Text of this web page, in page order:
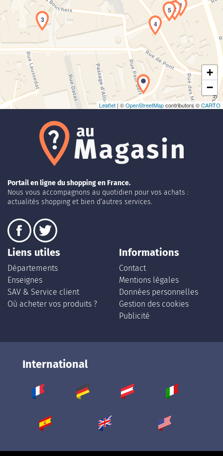
Chargement de la carte en cours...
1
2
3
4
5
+
−
Leaflet | ©OpenStreetMapcontributors ©CARTO
Portail en ligne du shopping en France.
Nous vous accompagnons au quotidien pour vos achats :
actualités shopping et bien d’autres services.
Liens utiles
Départements
Enseignes
SAV & Service client
Où acheter vos produits ?
Informations
Contact
Mentions légales
Données personnelles
Gestion des cookies
Publicité
International